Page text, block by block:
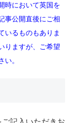
時において英国を
事公開直後にご相
いるものもありま
りますが、ご希望
。